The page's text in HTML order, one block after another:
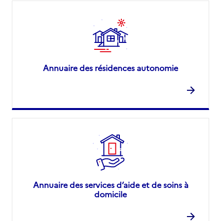
Rapport HAS
Annuaire des résidences autonomie
Annuaire des services d’aide et de soins à
domicile